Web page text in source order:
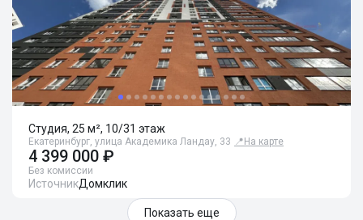
Студия, 25 м², 10/31 этаж
Екатеринбург, улица Академика Ландау, 33 📍 На карте
4 399 000 ₽
Без комиссии
ИсточникДомклик
Показать еще